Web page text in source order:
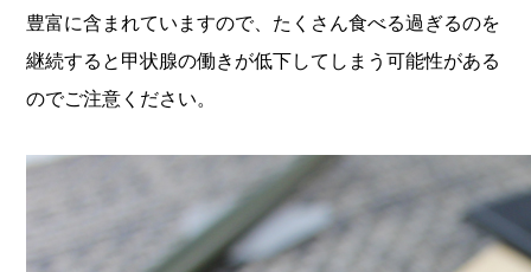
豊富に含まれていますので、たくさん食べる過ぎるのを
継続すると甲状腺の働きが低下してしまう可能性がある
のでご注意ください。